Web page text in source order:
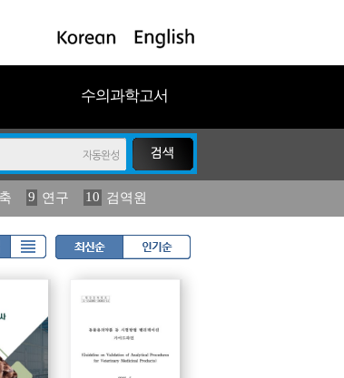
수의과학고서
9 연구 10 검역원
19 농림수산